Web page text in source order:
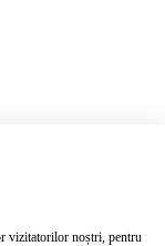
vizitatorilor noștri, pentru